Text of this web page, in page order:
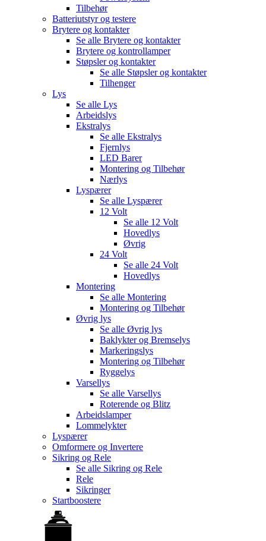
Tilbehør
Batteriutstyr og testere
Brytere og kontakter
Se alle Brytere og kontakter
Brytere og kontrollamper
Støpsler og kontakter
Se alle Støpsler og kontakter
Tilhenger
Lys
Se alle Lys
Arbeidslys
Ekstralys
Se alle Ekstralys
Fjernlys
LED Barer
Montering og Tilbehør
Nærlys
Lyspærer
Se alle Lyspærer
12 Volt
Se alle 12 Volt
Hovedlys
Øvrig
24 Volt
Se alle 24 Volt
Hovedlys
Montering
Se alle Montering
Montering og Tilbehør
Øvrig lys
Se alle Øvrig lys
Baklykter og Bremselys
Markeringslys
Montering og Tilbehør
Ryggelys
Varsellys
Se alle Varsellys
Roterende og Blitz
Arbeidslamper
Lommelykter
Lyspærer
Omformere og Invertere
Sikring og Rele
Se alle Sikring og Rele
Rele
Sikringer
Startboostere